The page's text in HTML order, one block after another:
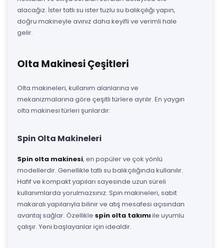
alacağız. İster tatlı su ister tuzlu su balıkçılığı yapın,
doğru makineyle avınız daha keyifli ve verimli hale
gelir.
Olta Makinesi Çeşitleri
Olta makineleri, kullanım alanlarına ve
mekanizmalarına göre çeşitli türlere ayrılır. En yaygın
olta makinesi türleri şunlardır:
Spin Olta Makineleri
Spin olta makinesi, en popüler ve çok yönlü
modellerdir. Genellikle tatlı su balıkçılığında kullanılır.
Hafif ve kompakt yapıları sayesinde uzun süreli
kullanımlarda yorulmazsınız. Spin makineleri, sabit
makaralı yapılarıyla bilinir ve atış mesafesi açısından
avantaj sağlar. Özellikle spin olta takımıile uyumlu
çalışır. Yeni başlayanlar için idealdir.